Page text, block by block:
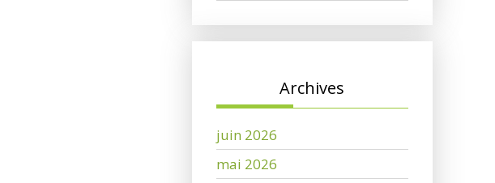
Archives
juin 2026
mai 2026